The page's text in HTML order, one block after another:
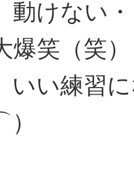
けない
爆笑（笑）
いい練習